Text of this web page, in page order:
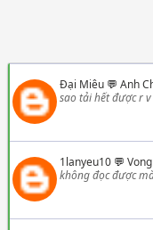
Đại Miêu💬 Anh
sao tải hết được r
1lanyeu10💬
không đọc được